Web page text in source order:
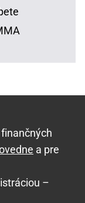
a pre
–